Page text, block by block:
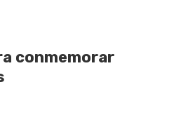
conmemorar